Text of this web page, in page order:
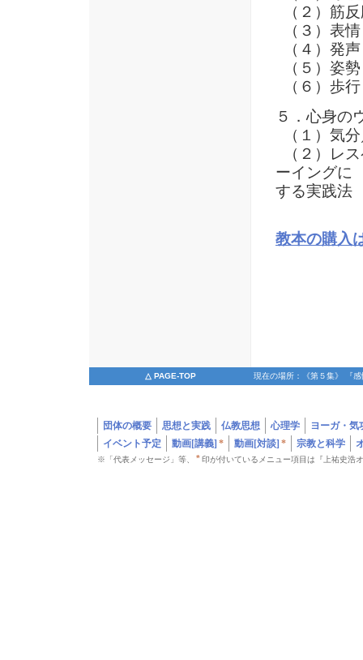
（２）筋
（３）表情
（４）発声
（５）姿勢
（６）歩行
５．心身の
（１）気
（２）レ
ーイングに
する実践法
教本の購入
△ PAGE-TOP 現在の場所：《第５集》 『
団体の概要 思想と実践 仏教思想 心理学
ヨーガ・気
イベント予定
動画[講義] * 動画[対談] * 宗教と科学
※「代表メッセージ」等、 * 印が付いているメニュー項目は『上祐史浩